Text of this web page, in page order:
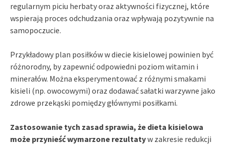
regularnym piciu herbaty oraz aktywności fizycznej, które
wspierają proces odchudzania oraz wpływają pozytywnie na
samopoczucie.
Przykładowy plan posiłków w diecie kisielowej powinien być
różnorodny, by zapewnić odpowiedni poziom witamin i
minerałów. Można eksperymentować z różnymi smakami
kisieli (np. owocowymi) oraz dodawać sałatki warzywne jako
zdrowe przekąski pomiędzy głównymi posiłkami.
Zastosowanie tych zasad sprawia, że dieta kisielowa
może przynieść wymarzone rezultatyw zakresie redukcji